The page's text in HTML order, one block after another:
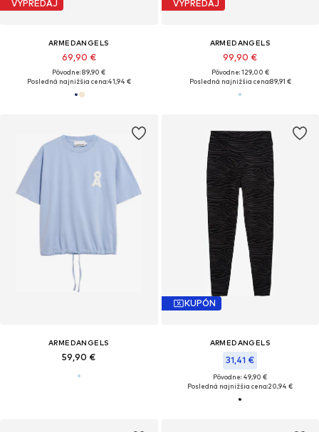
VÝPREDAJ
ARMEDANGELS
69,90 €
Pôvodne: 89,90 €
Posledná najnižšia cena:41,94 €
VÝPREDAJ
ARMEDANGELS
99,90 €
Pôvodne: 129,00 €
Posledná najnižšia cena:89,91 €
ARMEDANGELS
59,90 €
KUPÓN
ARMEDANGELS
31,41 €
Pôvodne: 49,90 €
Posledná najnižšia cena:20,94 €